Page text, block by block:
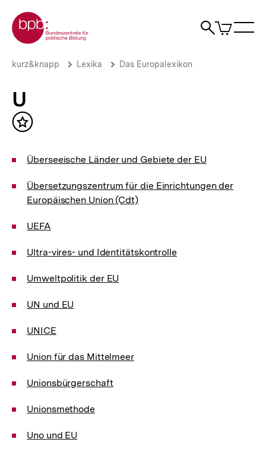
zum
Seiteninhalt
springen
Zur Startseite der bpb
Suche
Artikel
im
Brotkrümelnavigation
Pfadnavigation
kurz&knapp Lexika Das Europalexikon
U
Inhalt
Überseeische Länder und Gebiete der EU
Übersetzungszentrum für die Einrichtungen der
Europäischen Union (Cdt)
UEFA
Ultra-vires- und Identitätskontrolle
Umweltpolitik der EU
UN und EU
UNICE
Union für das Mittelmeer
Unionsbürgerschaft
Unionsmethode
Uno und EU